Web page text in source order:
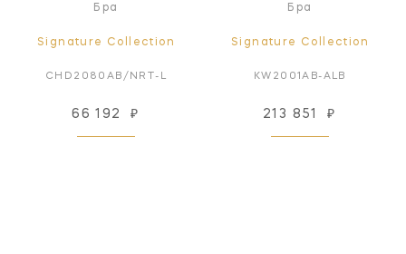
Бра
Signature Collection
CHD2080AB/NRT-L
66 192 ₽
Бра
Signature Collection
KW2001AB-ALB
213 851 ₽